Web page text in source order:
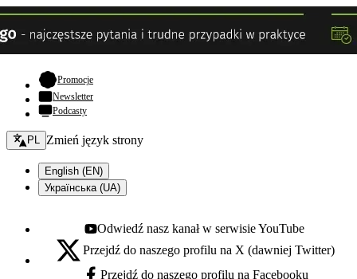
Promocje- otwiera się w nowej karcie
Newsletter
Podcasty
Zmień język - bieżący:
PL Zmień język strony
English (EN)
Українська (UA)
Youtube - otwiera się w nowej karcie
Odwiedź nasz kanał w serwisie YouTube
X - otwiera się w nowej karcie
Przejdź do naszego profilu na X (dawniej Twitter)
Przejdź do naszego profilu na Facebooku